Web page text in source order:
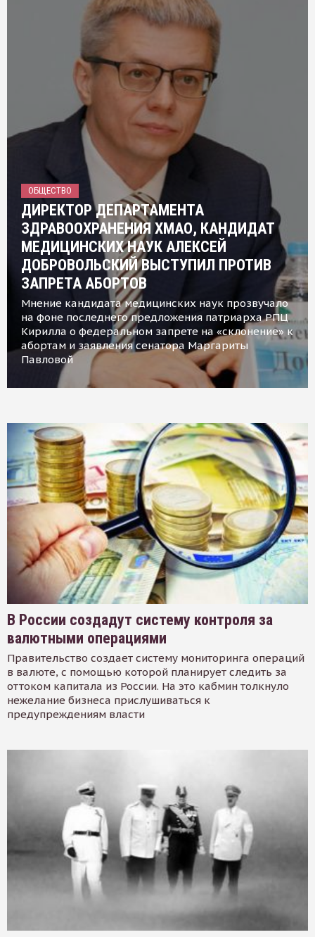
ОБЩЕСТВО
ДИРЕКТОР ДЕПАРТАМЕНТА
ЗДРАВООХРАНЕНИЯ ХМАО, КАНДИДАТ
МЕДИЦИНСКИХ НАУК АЛЕКСЕЙ
ДОБРОВОЛЬСКИЙ ВЫСТУПИЛ ПРОТИВ
ЗАПРЕТА АБОРТОВ
Мнение кандидата медицинских наук прозвучало
на фоне последнего предложения патриарха РПЦ
Кирилла о федеральном запрете на «склонение» к
абортам и заявления сенатора Маргариты
Павловой
В России создадут систему контроля за
валютными операциями
Правительство создает систему мониторинга операций
в валюте, с помощью которой планирует следить за
оттоком капитала из России. На это кабмин толкнуло
нежелание бизнеса прислушиваться к
предупреждениям власти